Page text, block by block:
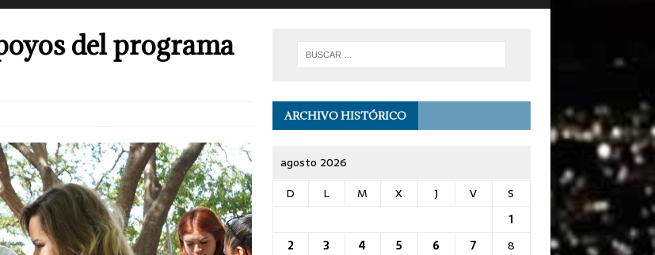
del programa
ARCHIVO HISTÓRICO
agosto 2026
D
L M X J V
S
1
2
3 4 5 6 7
8